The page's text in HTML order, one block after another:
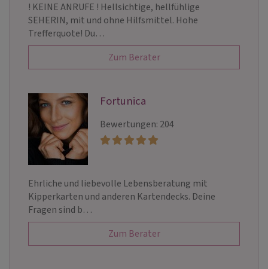
! KEINE ANRUFE ! Hellsichtige, hellfühlige
SEHERIN, mit und ohne Hilfsmittel. Hohe
Trefferquote! Du…
Zum Berater
Fortunica
Bewertungen: 204
Ehrliche und liebevolle Lebensberatung mit
Kipperkarten und anderen Kartendecks. Deine
Fragen sind b…
Zum Berater